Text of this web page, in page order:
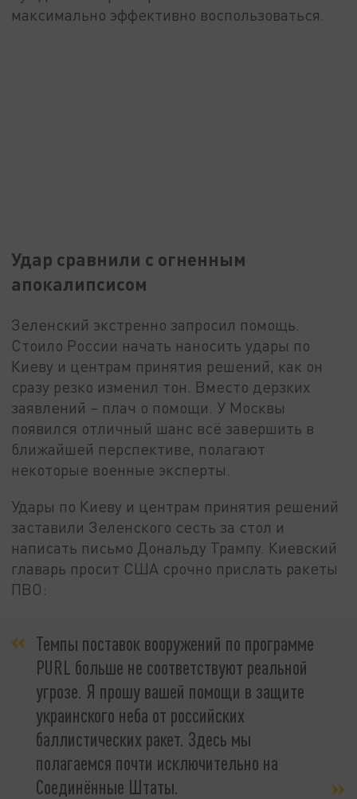
максимально эффективно воспользоваться.
Удар сравнили с огненным
апокалипсисом
Зеленский экстренно запросил помощь.
Стоило России начать наносить удары по
Киеву и центрам принятия решений, как он
сразу резко изменил тон. Вместо дерзких
заявлений – плач о помощи. У Москвы
появился отличный шанс всё завершить в
ближайшей перспективе, полагают
некоторые военные эксперты.
Удары по Киеву и центрам принятия решений
заставили Зеленского сесть за стол и
написать письмо Дональду Трампу. Киевский
главарь просит США срочно прислать ракеты
ПВО:
Темпы поставок вооружений по программе
PURL больше не соответствуют реальной
угрозе. Я прошу вашей помощи в защите
украинского неба от российских
баллистических ракет. Здесь мы
полагаемся почти исключительно на
Соединённые Штаты.